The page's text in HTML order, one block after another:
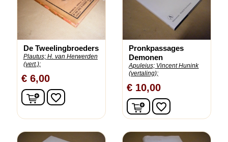
De Tweelingbroeders
Plautus; H. van Herwerden
(vert.);
€ 6,00
In winkelwagen
favorite_border
Pronkpassages
Demonen
Apuleius; Vincent Hunink
(vertaling);
€ 10,00
In winkelwagen
favorite_border